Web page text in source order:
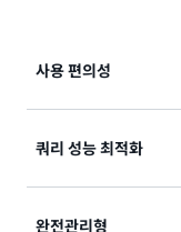
사용 편의성
IT 실무자와 데이
쿼리 성능 최적화
Performance
완전관리형